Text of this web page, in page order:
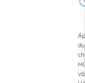
Áp
và